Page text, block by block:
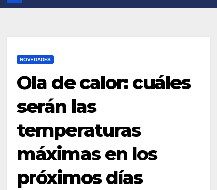
NOVEDADES
Ola de calor: cuáles
serán las
temperaturas
máximas en los
próximos días